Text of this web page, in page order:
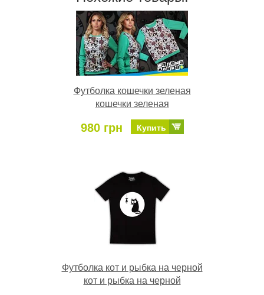
Футболка кошечки зеленая
кошечки зеленая
980 грн Купить
Футболка кот и рыбка на черной
кот и рыбка на черной